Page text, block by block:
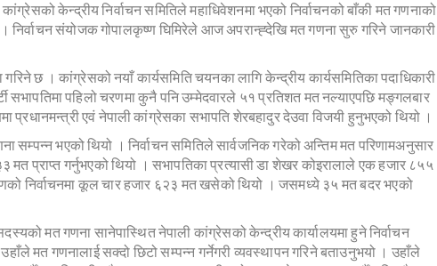
केन्द्रीय निर्वाचन समितिले महाधिवेशनमा भएको निर्वाचनको बाँकी मत गणनाको
निर्वाचन संयोजक गोपालकृष्ण घिमिरेले आज अपरान्ह्देखि मत गणना सुरु गरिने जानकारी
छ । कांग्रेसको नयाँ कार्यसमिति चयनका लागि केन्द्रीय कार्यसमितिका पदाधिकारी
सभापतिमा पहिलो चरणमा कुनै पनि उम्मेदवारले ५१ प्रतिशत मत नल्याएपछि मङ्गलबार
प्रधानमन्त्री एवं नेपाली कांग्रेसका सभापति शेरबहादुर देउवा विजयी हुनुभएको थियो ।
सम्पन्न भएको थियो । निर्वाचन समितिले सार्वजनिक गरेको अन्तिम मत परिणामअनुसार
मत प्राप्त गर्नुभएको थियो । सभापतिका प्रत्यासी डा शेखर कोइरालाले एक हजार ८५५
निर्वाचनमा कूल चार हजार ६२३ मत खसेको थियो । जसमध्ये ३५ मत बदर भएको
मत गणना सानेपास्थित नेपाली कांग्रेसको केन्द्रीय कार्यालयमा हुने निर्वाचन
मत गणनालाई सक्दो छिटो सम्पन्न गर्नेगरी व्यवस्थापन गरिने बताउनुभयो । उहाँले